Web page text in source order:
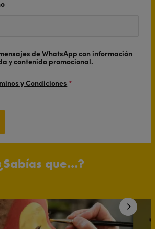
de WhatsApp con información
y contenido promocional.
y Condiciones *
que...?